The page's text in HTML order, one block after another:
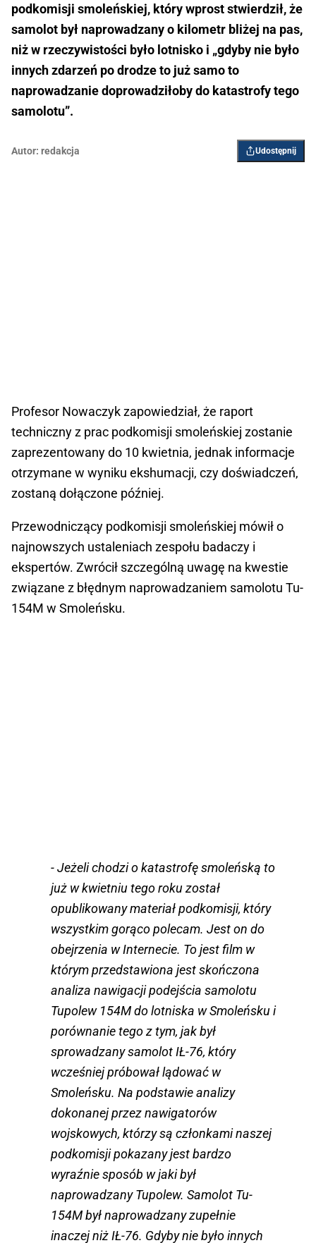
podkomisji smoleńskiej, który wprost stwierdził, że
samolot był naprowadzany o kilometr bliżej na pas,
niż w rzeczywistości było lotnisko i „gdyby nie było
innych zdarzeń po drodze to już samo to
naprowadzanie doprowadziłoby do katastrofy tego
samolotu”.
Autor: redakcja Udostępnij
Profesor Nowaczyk zapowiedział, że raport
techniczny z prac podkomisji smoleńskiej zostanie
zaprezentowany do 10 kwietnia, jednak informacje
otrzymane w wyniku ekshumacji, czy doświadczeń,
zostaną dołączone później.
Przewodniczący podkomisji smoleńskiej mówił o
najnowszych ustaleniach zespołu badaczy i
ekspertów. Zwrócił szczególną uwagę na kwestie
związane z błędnym naprowadzaniem samolotu Tu-
154M w Smoleńsku.
- Jeżeli chodzi o katastrofę smoleńską to
już w kwietniu tego roku został
opublikowany materiał podkomisji, który
wszystkim gorąco polecam. Jest on do
obejrzenia w Internecie. To jest film w
którym przedstawiona jest skończona
analiza nawigacji podejścia samolotu
Tupolew 154M do lotniska w Smoleńsku i
porównanie tego z tym, jak był
sprowadzany samolot IŁ-76, który
wcześniej próbował lądować w
Smoleńsku. Na podstawie analizy
dokonanej przez nawigatorów
wojskowych, którzy są członkami naszej
podkomisji pokazany jest bardzo
wyraźnie sposób w jaki był
naprowadzany Tupolew. Samolot Tu-
154M był naprowadzany zupełnie
inaczej niż IŁ-76. Gdyby nie było innych